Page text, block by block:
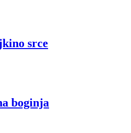
srce
boginja